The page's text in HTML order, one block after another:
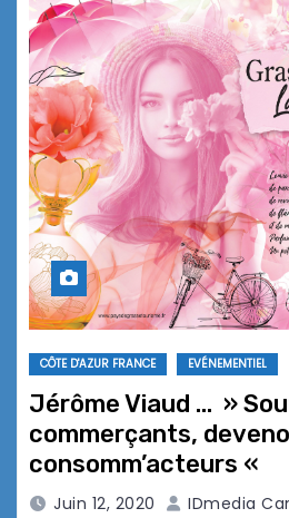
CÔTE D'AZUR FRANCE EVÉNEMENTIEL
Jérôme Viaud … »
commerçants,
consomm’acteurs «
Juin 12, 2020 IDmedia